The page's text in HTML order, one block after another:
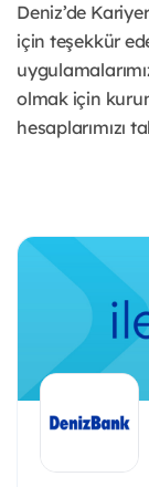
Deniz’de
için teşekkür
olmak için
hesaplarımızı